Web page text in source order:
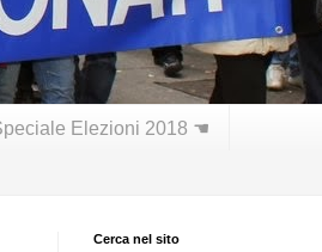
Elezioni 2018 ☚
Cerca nel sito